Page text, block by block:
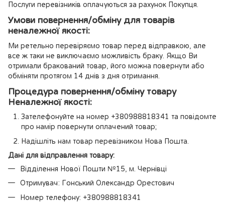
Послуги перевізників оплачуються за рахунок Покупця.
Умови повернення/обміну для товарів
неналежної якості:
Ми ретельно перевіряємо товар перед відправкою, але
все ж таки не виключаємо можливість браку. Якщо Ви
отримали бракований товар, його можна повернути або
обміняти протягом 14 днів з дня отримання.
Процедура повернення/обміну товару
Неналежної якості:
Зателефонуйте на номер +380988818341 та повідомте
про намір повернути оплачений товар;
Надішліть нам товар перевізником Нова Пошта.
Дані для відправлення товару:
Відділення Нової Пошти №15, м. Чернівці
Отримувач: Гонський Олександр Орестович
Номер телефону: +380988818341